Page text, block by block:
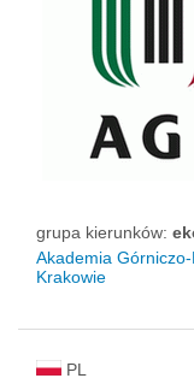
grupa kierunków:
Akademia
Krakowie
PL